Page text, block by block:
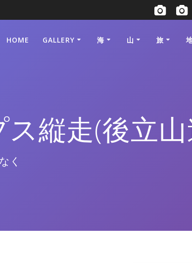
HOME GALLERY 海 山 旅
縦走(後立
く